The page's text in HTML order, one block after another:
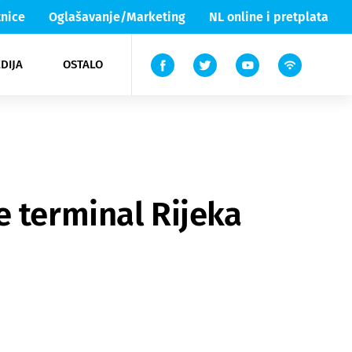
Oglašavanje/Marketing NL online i pretplata
OSTALO
Lika & Senj
TV
terminal Rijeka